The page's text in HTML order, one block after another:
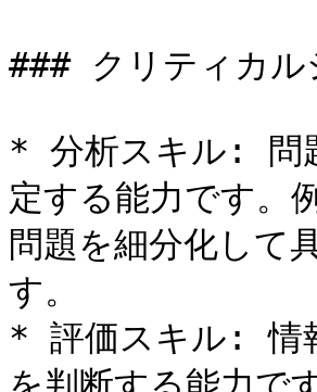
### クリティカル
* 分析スキル: 問
定する能力です。
問題を細分化して
す。
* 評価スキル: 情